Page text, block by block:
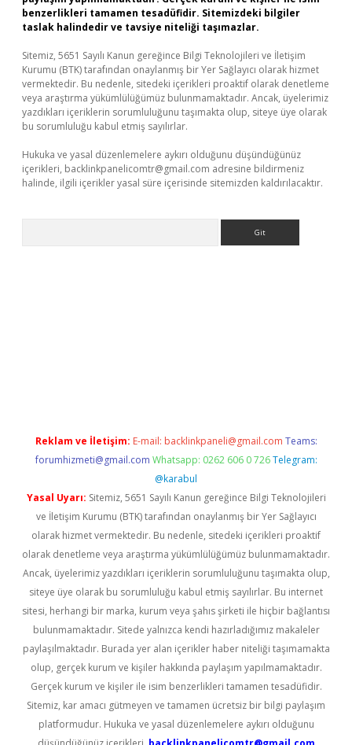
benzerlikleri tamamen tesadüfidir. Sitemizdeki bilgiler
taslak halindedir ve tavsiye niteliği taşımazlar.
Sitemiz, 5651 Sayılı Kanun gereğince Bilgi Teknolojileri ve İletişim
Kurumu (BTK) tarafından onaylanmış bir Yer Sağlayıcı olarak hizmet
vermektedir. Bu nedenle, sitedeki içerikleri proaktif olarak denetleme
veya araştırma yükümlülüğümüz bulunmamaktadır. Ancak, üyelerimiz
yazdıkları içeriklerin sorumluluğunu taşımakta olup, siteye üye olarak
bu sorumluluğu kabul etmiş sayılırlar.
Hukuka ve yasal düzenlemelere aykırı olduğunu düşündüğünüz
içerikleri, backlinkpanelicomtr@gmail.com adresine bildirmeniz
halinde, ilgili içerikler yasal süre içerisinde sitemizden kaldırılacaktır.
Reklam ve İletişim: E-mail: backlinkpaneli@gmail.com Teams:
forumhizmeti@gmail.com Whatsapp: 0262 606 0 726 Telegram:
@karabul
Yasal Uyarı: Sitemiz, 5651 Sayılı Kanun gereğince Bilgi Teknolojileri
ve İletişim Kurumu (BTK) tarafından onaylanmış bir Yer Sağlayıcı
olarak hizmet vermektedir. Bu nedenle, sitedeki içerikleri proaktif
olarak denetleme veya araştırma yükümlülüğümüz bulunmamaktadır.
Ancak, üyelerimiz yazdıkları içeriklerin sorumluluğunu taşımakta olup,
siteye üye olarak bu sorumluluğu kabul etmiş sayılırlar. Bu internet
sitesi, herhangi bir marka, kurum veya şahıs şirketi ile hiçbir bağlantısı
bulunmamaktadır. Sitede yalnızca kendi hazırladığımız makaleler
paylaşılmaktadır. Burada yer alan içerikler haber niteliği taşımamakta
olup, gerçek kurum ve kişiler hakkında paylaşım yapılmamaktadır.
Gerçek kurum ve kişiler ile isim benzerlikleri tamamen tesadüfidir.
Sitemiz, kar amacı gütmeyen ve tamamen ücretsiz bir bilgi paylaşım
platformudur. Hukuka ve yasal düzenlemelere aykırı olduğunu